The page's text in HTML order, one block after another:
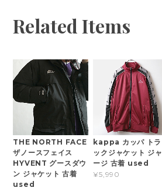
Related Items
THE NORTH FACE
ザノースフェイス
HYVENT グースダウ
ン ジャケット 古着
used
kappa カッパ トラ
ックジャケット ジャ
ージ 古着 used
¥5,990